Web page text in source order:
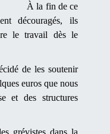
À la fin de ce
découragés, ils
le travail dès le
de les soutenir
euros que nous
et des structures
grévistes dans la